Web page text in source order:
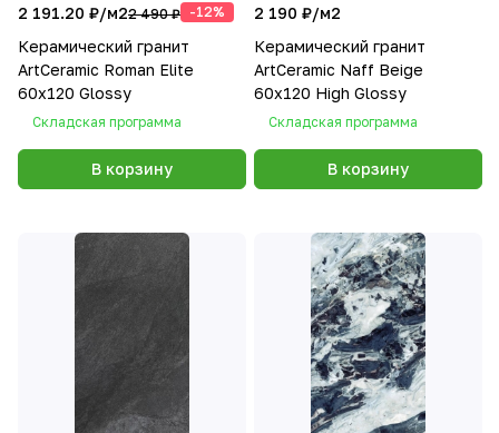
2 191.20 ₽/м22 490 ₽ -12%
Керамический гранит
ArtCeramic Roman Elite
60х120 Glossy
Складская программа
В корзину
2 190 ₽/м2
Керамический гранит
ArtCeramic Naff Beige
60х120 High Glossy
Складская программа
В корзину